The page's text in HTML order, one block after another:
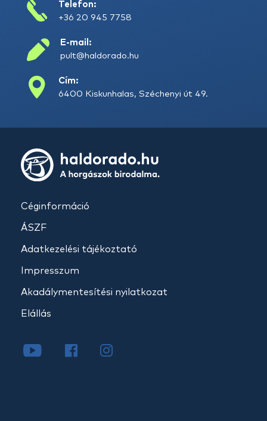
Telefon:
+36 20 945 7758
E-mail:
pult@haldorado.hu
Cím:
6400 Kiskunhalas, Széchenyi út 49.
Céginformáció
ÁSZF
Adatkezelési tájékoztató
Impresszum
Akadálymentesítési nyilatkozat
Elállás